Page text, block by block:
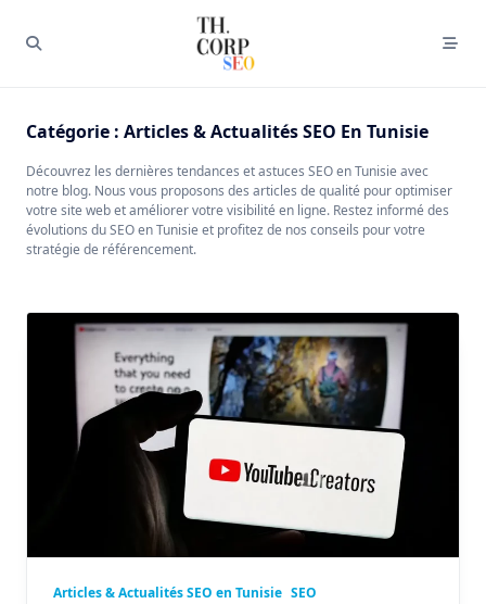
Catégorie : Articles & Actualités SEO En Tunisie
Découvrez les dernières tendances et astuces SEO en Tunisie avec
notre blog. Nous vous proposons des articles de qualité pour optimiser
votre site web et améliorer votre visibilité en ligne. Restez informé des
évolutions du SEO en Tunisie et profitez de nos conseils pour votre
stratégie de référencement.
Articles & Actualités SEO en Tunisie SEO